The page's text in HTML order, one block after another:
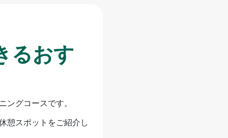
るおす
グコースです。
憩スポットをご紹介し